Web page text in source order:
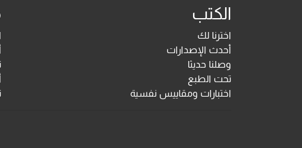
الكتب
اخترنا لك
أحدث الإصدارات
وصلنا حديثا
تحت الطبع
اختبارات ومقاييس نفسية